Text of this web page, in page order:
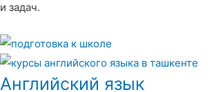
и задач.
Английский язык